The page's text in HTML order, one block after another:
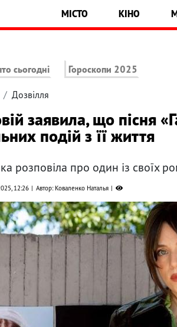
МІСТО КІНО
сьогодні Гороскопи 2025
Дозвілля
заявила, що пісня
подій з її життя
розповіла про один із своїх
12:26 Автор: Коваленко Наталья